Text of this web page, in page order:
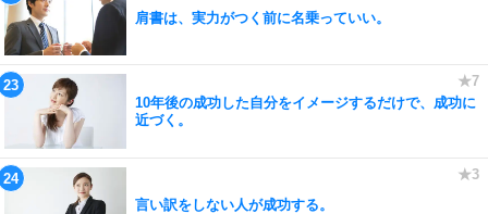
肩書は、実力がつく前に名乗っていい。
10年後の成功した自分をイメージするだけで、成功に
近づく。
言い訳をしない人が成功する。